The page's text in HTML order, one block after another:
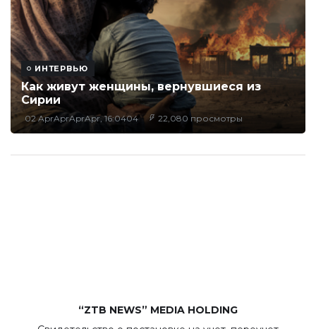
ИНТЕРВЬЮ
Как живут женщины, вернувшиеся из
Сирии
02 AprAprAprApr, 16:0404 22,080 просмотры
“ZTB NEWS” MEDIA HOLDING